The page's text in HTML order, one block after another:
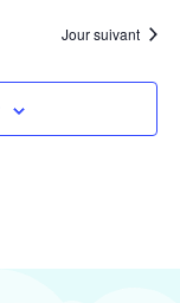
Jour suivant